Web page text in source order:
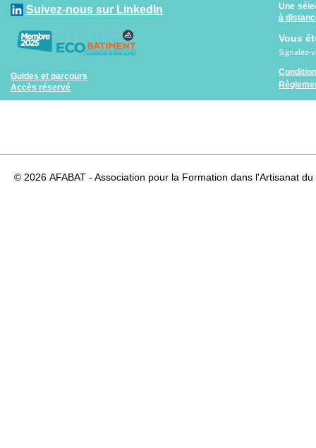
Suivez-nous sur LinkedIn
Guides et parcours
Accès réservé
Une
à
Vous
Signalez-
© 2026 AFABAT - Association pour la Formation dans l'Artisanat du